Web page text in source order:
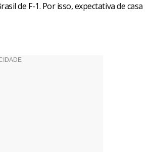
de F-1. Por isso, expectativa de casa